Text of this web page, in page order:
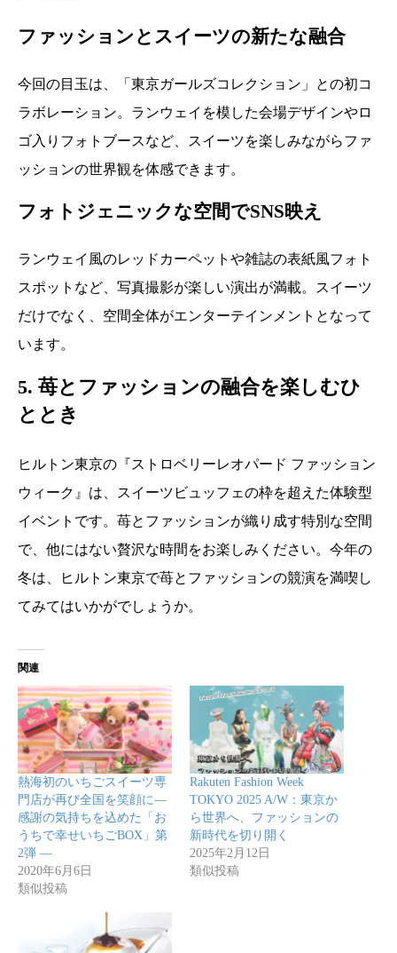
ファッションとスイーツの新たな融合
今回の目玉は、「東京ガールズコレクション」との初コ
ラボレーション。ランウェイを模した会場デザインやロ
ゴ入りフォトブースなど、スイーツを楽しみながらファ
ッションの世界観を体感できます。
フォトジェニックな空間でSNS映え
ランウェイ風のレッドカーペットや雑誌の表紙風フォト
スポットなど、写真撮影が楽しい演出が満載。スイーツ
だけでなく、空間全体がエンターテインメントとなって
います。
5. 苺とファッションの融合を楽しむひ
ととき
ヒルトン東京の『ストロベリーレオパード ファッション
ウィーク』は、スイーツビュッフェの枠を超えた体験型
イベントです。苺とファッションが織り成す特別な空間
で、他にはない贅沢な時間をお楽しみください。今年の
冬は、ヒルトン東京で苺とファッションの競演を満喫し
てみてはいかがでしょうか。
関連
熱海初のいちごスイーツ専
門店が再び全国を笑顔に―
感謝の気持ちを込めた「お
うちで幸せいちごBOX」第
2弾 ―
2020年6月6日
類似投稿
Rakuten Fashion Week
TOKYO 2025 A/W：東京か
ら世界へ、ファッションの
新時代を切り開く
2025年2月12日
類似投稿